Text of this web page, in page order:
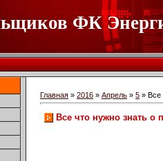
ФК
Главная » 2016 » Апрель » 5 » Все
Все что нужно знать о